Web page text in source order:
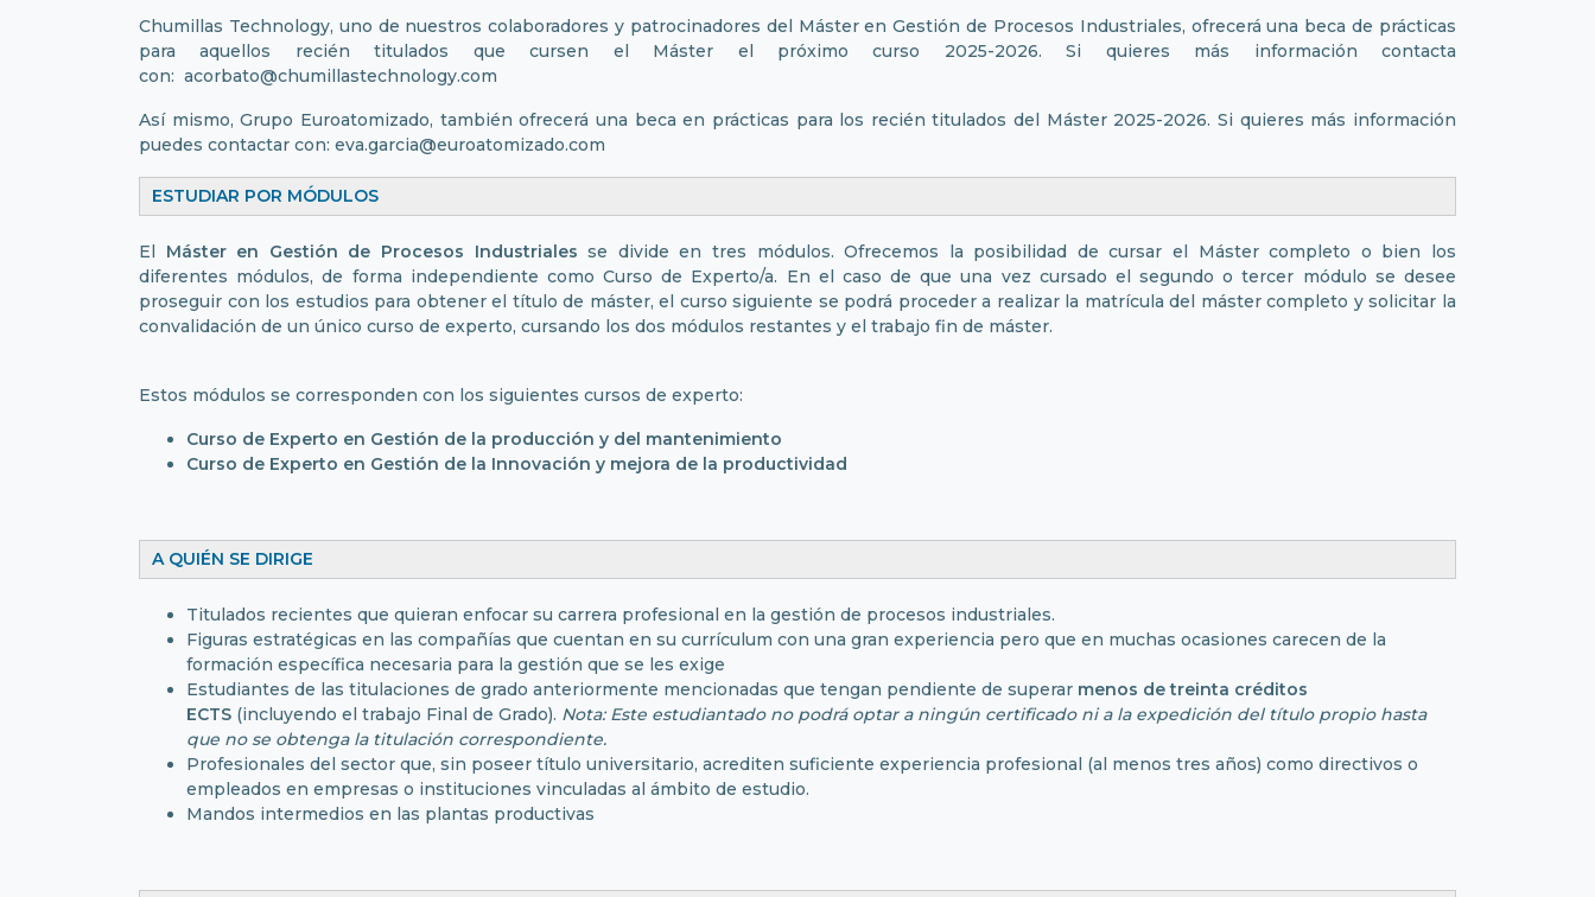
Chumillas Technology, uno de nuestros colaboradores y patrocinadores del Máster en Gestión de Procesos Industriales, ofrecerá una beca de prácticas
para aquellos recién titulados que cursen el Máster el próximo curso 2025-2026. Si quieres más información contacta
con: acorbato@chumillastechnology.com
Así mismo, Grupo Euroatomizado, también ofrecerá una beca en prácticas para los recién titulados del Máster 2025-2026. Si quieres más información
puedes contactar con: eva.garcia@euroatomizado.com
ESTUDIAR POR MÓDULOS
El Máster en Gestión de Procesos Industriales se divide en tres módulos. Ofrecemos la posibilidad de cursar el Máster completo o bien los
diferentes módulos, de forma independiente como Curso de Experto/a. En el caso de que una vez cursado el segundo o tercer módulo se desee
proseguir con los estudios para obtener el título de máster, el curso siguiente se podrá proceder a realizar la matrícula del máster completo y solicitar la
convalidación de un único curso de experto, cursando los dos módulos restantes y el trabajo fin de máster.
Estos módulos se corresponden con los siguientes cursos de experto:
Curso de Experto en Gestión de la producción y del mantenimiento
Curso de Experto en Gestión de la Innovación y mejora de la productividad
A QUIÉN SE DIRIGE
Titulados recientes que quieran enfocar su carrera profesional en la gestión de procesos industriales.
Figuras estratégicas en las compañías que cuentan en su currículum con una gran experiencia pero que en muchas ocasiones carecen de la
formación específica necesaria para la gestión que se les exige
Estudiantes de las titulaciones de grado anteriormente mencionadas que tengan pendiente de superar menos de treinta créditos
ECTS (incluyendo el trabajo Final de Grado). Nota: Este estudiantado no podrá optar a ningún certificado ni a la expedición del título propio hasta
que no se obtenga la titulación correspondiente.
Profesionales del sector que, sin poseer título universitario, acrediten suficiente experiencia profesional (al menos tres años) como directivos o
empleados en empresas o instituciones vinculadas al ámbito de estudio.
Mandos intermedios en las plantas productivas